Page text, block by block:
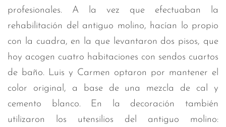
profesionales. A la vez que efectuaban la
rehabilitación del antiguo molino, hacían lo propio
con la cuadra, en la que levantaron dos pisos, que
hoy acogen cuatro habitaciones con sendos cuartos
de baño. Luis y Carmen optaron por mantener el
color original, a base de una mezcla de cal y
cemento blanco. En la decoración también
utilizaron los utensilios del antiguo molino: